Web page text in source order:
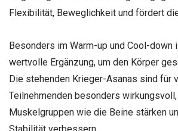
Flexibilität, Beweglichkeit und fördert
Besonders im Warm-up und Cool-down
wertvolle Ergänzung, um den Körper
Die stehenden Krieger-Asanas sind für
Teilnehmenden besonders
Muskelgruppen wie die Beine stärken